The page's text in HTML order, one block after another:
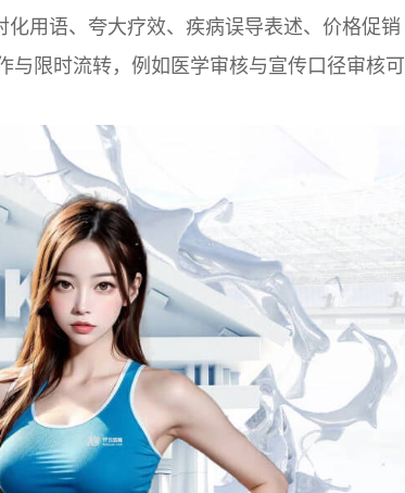
用语、夸大疗效、疾病误导表述、价格促销
与限时流转，例如医学审核与宣传口径审核可